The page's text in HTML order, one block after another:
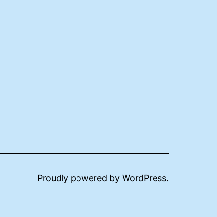
Proudly powered by WordPress.